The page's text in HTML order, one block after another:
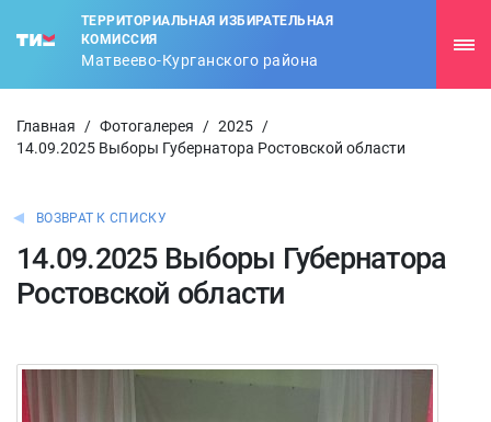
ТЕРРИТОРИАЛЬНАЯ ИЗБИРАТЕЛЬНАЯ
КОМИССИЯ
Матвеево-Курганского района
Главная / Фотогалерея / 2025 /
14.09.2025 Выборы Губернатора Ростовской области
ВОЗВРАТ К СПИСКУ
14.09.2025 Выборы Губернатора
Ростовской области